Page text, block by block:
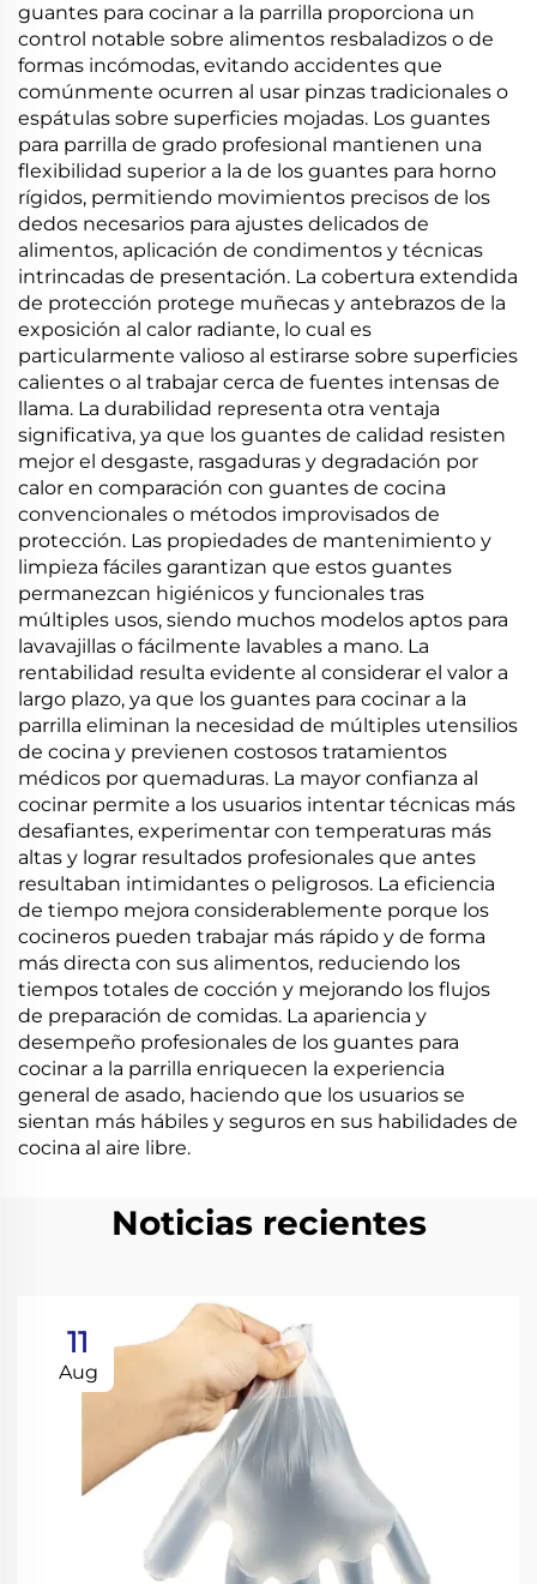
guantes para cocinar a la parrilla proporciona un
control notable sobre alimentos resbaladizos o de
formas incómodas, evitando accidentes que
comúnmente ocurren al usar pinzas tradicionales o
espátulas sobre superficies mojadas. Los guantes
para parrilla de grado profesional mantienen una
flexibilidad superior a la de los guantes para horno
rígidos, permitiendo movimientos precisos de los
dedos necesarios para ajustes delicados de
alimentos, aplicación de condimentos y técnicas
intrincadas de presentación. La cobertura extendida
de protección protege muñecas y antebrazos de la
exposición al calor radiante, lo cual es
particularmente valioso al estirarse sobre superficies
calientes o al trabajar cerca de fuentes intensas de
llama. La durabilidad representa otra ventaja
significativa, ya que los guantes de calidad resisten
mejor el desgaste, rasgaduras y degradación por
calor en comparación con guantes de cocina
convencionales o métodos improvisados de
protección. Las propiedades de mantenimiento y
limpieza fáciles garantizan que estos guantes
permanezcan higiénicos y funcionales tras
múltiples usos, siendo muchos modelos aptos para
lavavajillas o fácilmente lavables a mano. La
rentabilidad resulta evidente al considerar el valor a
largo plazo, ya que los guantes para cocinar a la
parrilla eliminan la necesidad de múltiples utensilios
de cocina y previenen costosos tratamientos
médicos por quemaduras. La mayor confianza al
cocinar permite a los usuarios intentar técnicas más
desafiantes, experimentar con temperaturas más
altas y lograr resultados profesionales que antes
resultaban intimidantes o peligrosos. La eficiencia
de tiempo mejora considerablemente porque los
cocineros pueden trabajar más rápido y de forma
más directa con sus alimentos, reduciendo los
tiempos totales de cocción y mejorando los flujos
de preparación de comidas. La apariencia y
desempeño profesionales de los guantes para
cocinar a la parrilla enriquecen la experiencia
general de asado, haciendo que los usuarios se
sientan más hábiles y seguros en sus habilidades de
cocina al aire libre.
Noticias recientes
11
Aug